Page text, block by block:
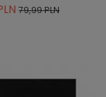
79,99 PLN